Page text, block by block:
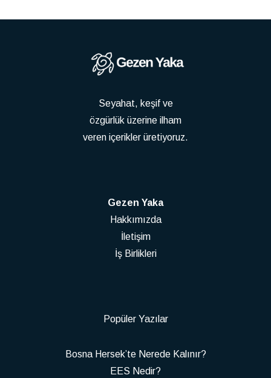
Seyahat, keşif ve
özgürlük üzerine ilham
veren içerikler üretiyoruz.
Gezen Yaka
Hakkımızda
İletişim
İş Birlikleri
Popüler Yazılar
Bosna Hersek’te Nerede Kalınır?
EES Nedir?